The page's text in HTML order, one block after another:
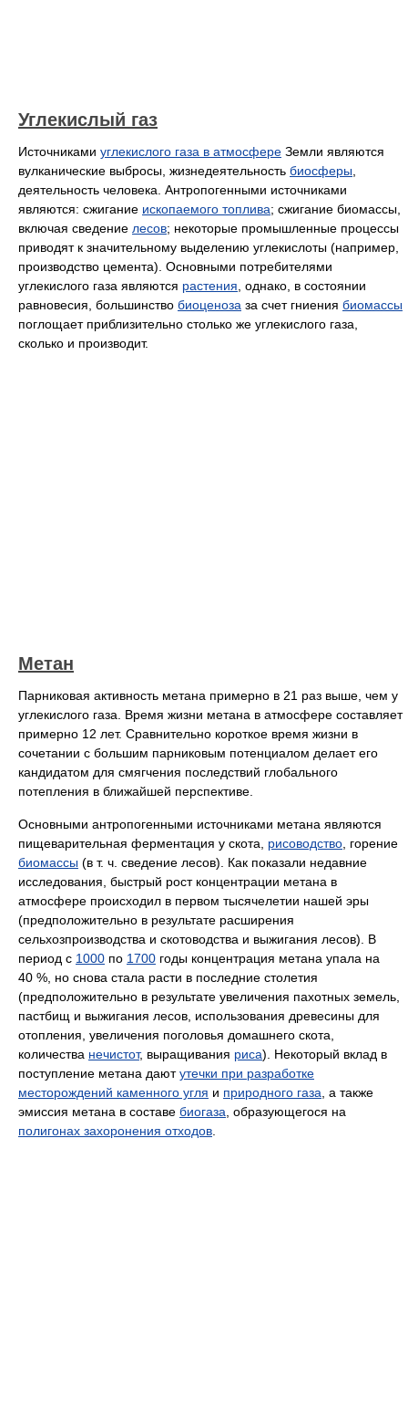
Углекислый газ
Источниками углекислого газа в атмосфере Земли являются
вулканические выбросы, жизнедеятельность биосферы
деятельность человека. Антропогенными источниками
являются: сжигание ископаемого топлива; сжигание биомассы,
включая сведение лесов; некоторые промышленные процессы
приводят к значительному выделению углекислоты (например,
производство цемента). Основными потребителями
углекислого газа являются растения , однако, в состоянии
равновесия, большинство биоценоза за счет гниения биомассы
поглощает приблизительно столько же углекислого газа,
сколько и производит.
Метан
Парниковая активность метана примерно в 21 раз выше, чем у
углекислого газа. Время жизни метана в атмосфере составляет
примерно 12 лет. Сравнительно короткое время жизни в
сочетании с большим парниковым потенциалом делает его
кандидатом для смягчения последствий глобального
потепления в ближайшей перспективе.
Основными антропогенными источниками метана являются
пищеварительная ферментация у скота, рисоводство , горение
биомассы (в т. ч. сведение лесов). Как показали недавние
исследования, быстрый рост концентрации метана в
атмосфере происходил в первом тысячелетии нашей эры
(предположительно в результате расширения
сельхозпроизводства и скотоводства и выжигания лесов). В
период с 1000 по 1700 годы концентрация метана упала на
40 %, но снова стала расти в последние столетия
(предположительно в результате увеличения пахотных земель,
пастбищ и выжигания лесов, использования древесины для
отопления, увеличения поголовья домашнего скота,
количества нечистот, выращивания риса). Некоторый вклад в
поступление метана даютутечки при разработке
месторождений каменного угля и природного газа , а также
эмиссия метана в составе биогаза , образующегося на
полигонах захоронения отходов